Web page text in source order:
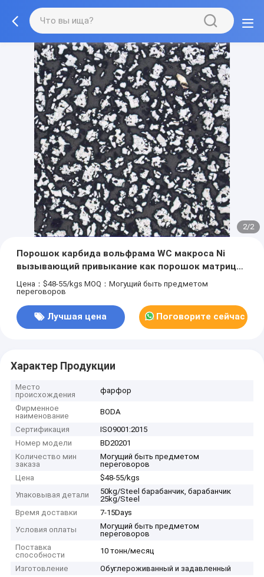
2/2
Порошок карбида вольфрама WC макроса Ni
вызывающий привыкание как порошок матрицы
PDC
Цена：$48-55/kgs MOQ：Могущий быть предметом
переговоров
Лучшая цена Поговорите сейчас
Характер Продукции
Место
происхождения
фарфор
Фирменное
наименование
BODA
Сертификация
ISO9001:2015
Номер модели
BD20201
Количество мин
заказа
Могущий быть предметом
переговоров
Цена
$48-55/kgs
Упаковывая детали
50kg/Steel барабанчик, барабанчик
25kg/Steel
Время доставки
7-15Days
Условия оплаты
Могущий быть предметом
переговоров
Поставка
способности
10 тонн/месяц
Изготовление
Обуглероживанный и задавленный